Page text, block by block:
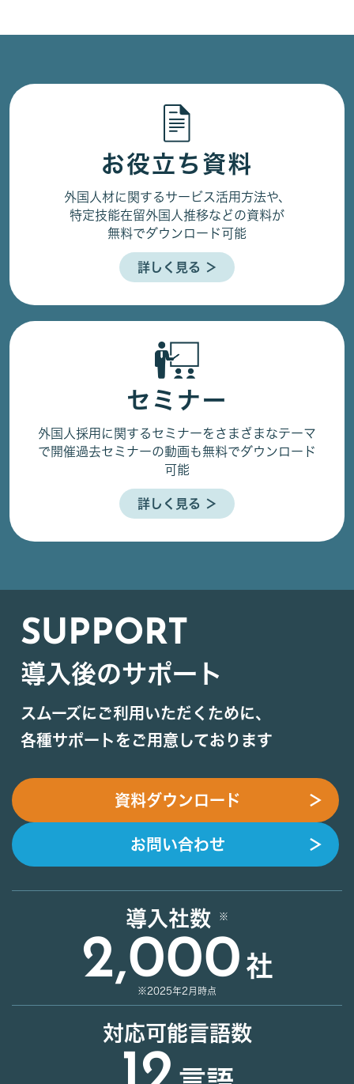
お役立ち資料
外国人材に関するサービス活用方法や、
特定技能在留外国人推移などの資料が
無料でダウンロード可能
詳しく見る ＞
セミナー
外国人採用に関するセミナーをさまざまなテーマ
で開催過去セミナーの動画も無料でダウンロード
可能
詳しく見る ＞
SUPPORT
導入後のサポート
スムーズにご利用いただくために、
各種サポートをご用意しております
資料ダウンロード ＞
お問い合わせ ＞
導入社数
2,000 社
※2025年2月時点
対応可能言語数